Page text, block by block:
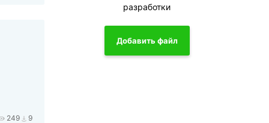
249 9
разработки
Добавить файл